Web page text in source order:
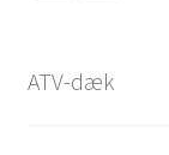
ATV-dæk